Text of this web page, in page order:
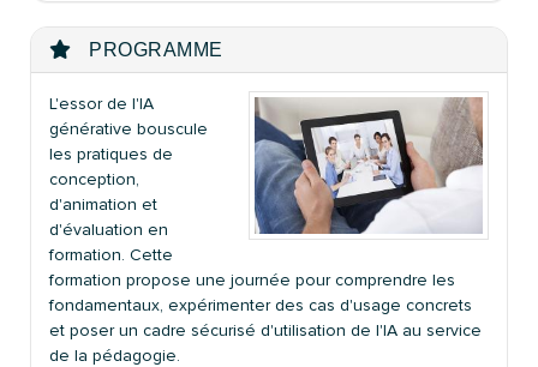
PROGRAMME
L'essor de l'IA
générative bouscule
les pratiques de
conception,
d'animation et
d'évaluation en
formation. Cette
formation propose une journée pour comprendre les
fondamentaux, expérimenter des cas d'usage concrets
et poser un cadre sécurisé d'utilisation de l'IA au service
de la pédagogie.